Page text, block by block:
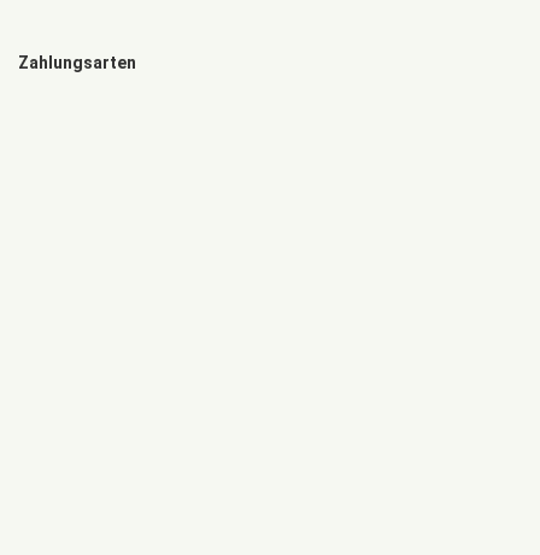
Zahlungsarten